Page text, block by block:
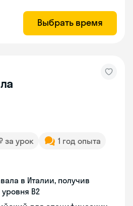
Выбрать время
за урок
1 год опыта
в Италии, получив
уровня В2